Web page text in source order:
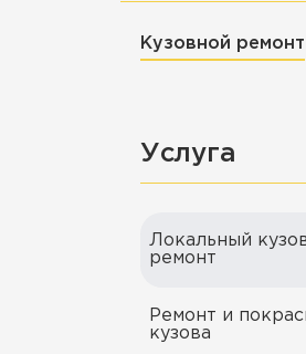
Кузовной ремонт
Услуга
Локальный
ремонт
Ремонт и
кузова